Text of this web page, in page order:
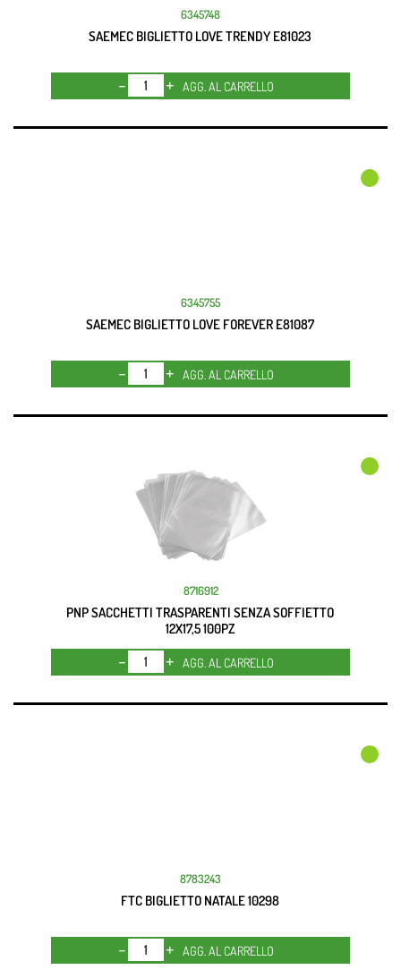
6345748
SAEMEC BIGLIETTO LOVE TRENDY E81023
Quantità
AGG. AL CARRELLO
6345755
SAEMEC BIGLIETTO LOVE FOREVER E81087
Quantità
AGG. AL CARRELLO
8716912
PNP SACCHETTI TRASPARENTI SENZA SOFFIETTO
12X17,5 100PZ
Quantità
AGG. AL CARRELLO
8783243
FTC BIGLIETTO NATALE 10298
Quantità
AGG. AL CARRELLO